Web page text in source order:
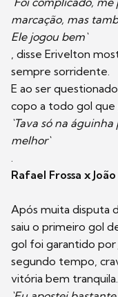
marcação, mas
Ele jogou bem`
, disse Erivelton
sempre sorridente.
E ao ser
copo a todo gol que
`Tava só na
melhor`
Rafael Frossa x
Após muita disputa
saiu o primeiro gol
gol foi garantido por
segundo tempo,
vitória bem tranquila.